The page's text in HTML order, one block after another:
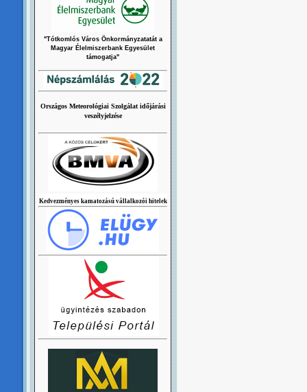
"Tótkomlós Város Önkormányzatatát a
Magyar Élelmiszerbank Egyesület
támogatja"
Országos Meteorológiai Szolgálat időjárási
veszélyjelzése
Kedvezményes kamatozású vállalkozói hitelek